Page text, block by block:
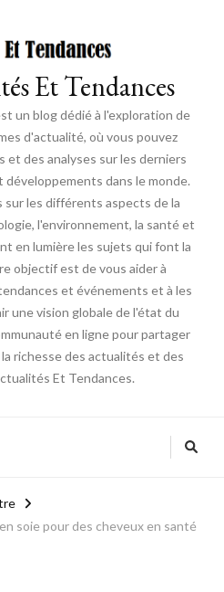
Et Tendances
un blog dédié à l'exploration de
d'actualité, où vous pouvez
et des analyses sur les derniers
dans le monde.
les différents aspects de la
l'environnement, la santé et
en lumière les sujets qui font la
objectif est de vous aider à
et événements et à les
une vision globale de l'état du
en ligne pour partager
richesse des actualités et des
Et Tendances.
soie pour des cheveux en santé